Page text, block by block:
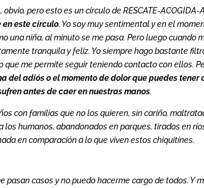
pero esto es un círculo de RESCATE-ACOGIDA-
este círculo. Yo soy muy sentimental y en el
una niña, al minuto se me pasa. Pero luego cuando
tranquila y feliz. Yo siempre hago bastante
me permite seguir teniendo contacto con ellos.
del adiós o el momento de dolor que puedes tener
antes de caer en nuestras manos.
con familias que no los quieren, sin cariño,
los humanos, abandonados en parques, tirados en
en comparación a lo que viven estos chiquitines.
pasan casos y no puedo hacerme cargo de todos. Y